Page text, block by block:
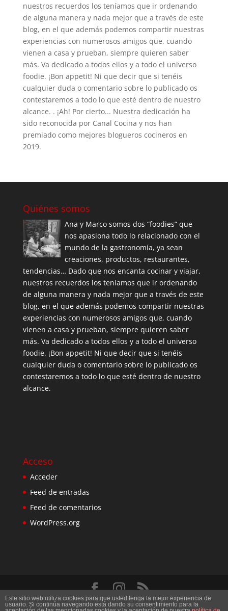
nuestros recuerdos los teníamos que ir ordenando
de alguna manera y nada mejor que a través de este
blog, en el que además podemos compartir nuestras
experiencias con numerosos amigos que, cuando
vienen a casa y prueban, siempre quieren saber
más. Va dedicado a todos ellos y a todo el universo
foodie. ¡Bon appetit! Ni que decir que si tenéis
cualquier duda o comentario sobre lo publicado os
contestaremos a todo lo que esté dentro de nuestro
alcance. . ¡Ah! Por cierto... Nuestra dedicación ha
sido reconocida por Canal Cocina y nos han
premiado como mejores blogueros cocineros en
2019.
Quiénes somos
Ana y Marco somos dos “foodies” que
nos apasiona todo lo relacionado con el
mundo de la gastronomía, ya sean
creaciones, productos, restaurantes,
tendencias… Dado que nos encanta cocinar y viajar,
nuestros recuerdos los teníamos que ir ordenando
de alguna manera y nada mejor que a través de este
blog, en el que además podemos compartir nuestras
experiencias con numerosos amigos que, cuando
vienen a casa y prueban, siempre quieren saber
más. Va dedicado a todos ellos y a todo el universo
foodie. ¡Bon appetit! Ni que decir que si tenéis
cualquier duda o comentario sobre lo publicado os
contestaremos a todo lo que esté dentro de nuestro
alcance.
Acceso
Acceder
Feed de entradas
Feed de comentarios
WordPress.org
Diseñado porElegant Themes| Desarrollado por
Este sitio web utiliza cookies para que usted tenga la mejor experiencia de
usuario. Si continúa navegando está dando su consentimiento para la